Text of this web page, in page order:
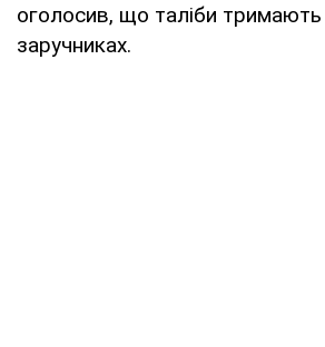
оголосив, що таліби тримають
заручниках.